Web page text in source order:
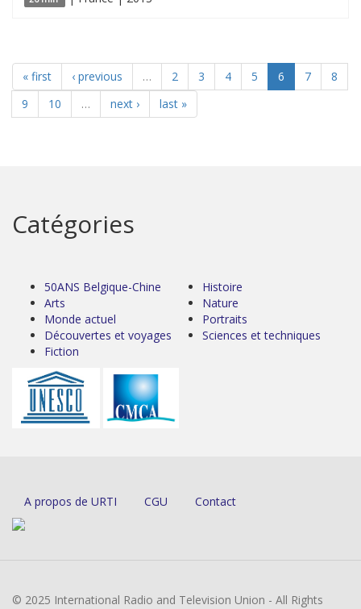
« first ‹ previous … 2 3 4 5 6 7
8
9
10 … next › last »
Catégories
50ANS Belgique-Chine
Arts
Monde actuel
Découvertes et voyages
Fiction
Histoire
Nature
Portraits
Sciences et techniques
A propos de URTI CGU Contact
© 2025 International Radio and Television Union - All Rights